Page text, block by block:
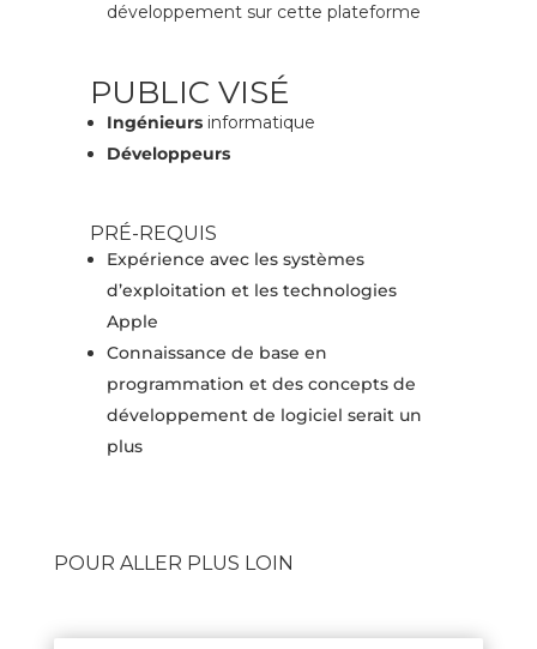
développement sur cette plateforme
PUBLIC VISÉ
Ingénieursinformatique
Développeurs
PRÉ-REQUIS
Expérience avec les systèmes
d’exploitation et les technologies
Apple
Connaissance de base en
programmation et des concepts de
développement de logiciel serait un
plus
POUR ALLER PLUS LOIN